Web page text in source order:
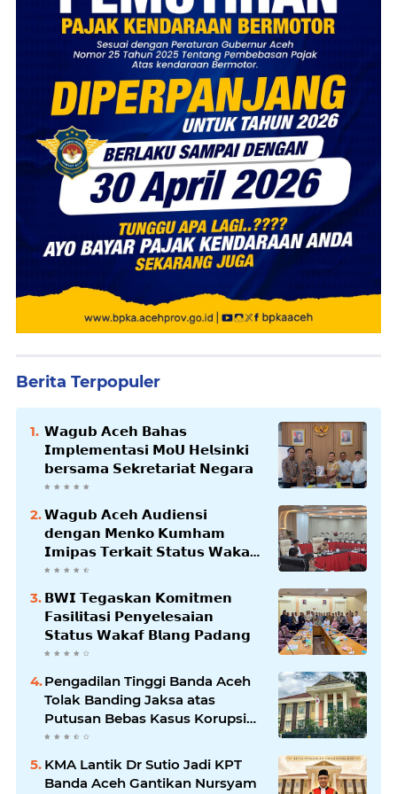
Berita Terpopuler
𝗪𝗮𝗴𝘂𝗯 𝗔𝗰𝗲𝗵 𝗕𝗮𝗵𝗮𝘀
𝗜𝗺𝗽𝗹𝗲𝗺𝗲𝗻𝘁𝗮𝘀𝗶 𝗠𝗼𝗨 𝗛𝗲𝗹𝘀𝗶𝗻𝗸𝗶
𝗯𝗲𝗿𝘀𝗮𝗺𝗮 𝗦𝗲𝗸𝗿𝗲𝘁𝗮𝗿𝗶𝗮𝘁 𝗡𝗲𝗴𝗮𝗿𝗮
𝗪𝗮𝗴𝘂𝗯 𝗔𝗰𝗲𝗵 𝗔𝘂𝗱𝗶𝗲𝗻𝘀𝗶
𝗱𝗲𝗻𝗴𝗮𝗻 𝗠𝗲𝗻𝗸𝗼 𝗞𝘂𝗺𝗵𝗮𝗺
𝗜𝗺𝗶𝗽𝗮𝘀 𝗧𝗲𝗿𝗸𝗮𝗶𝘁 𝗦𝘁𝗮𝘁𝘂𝘀 𝗪𝗮𝗸𝗮𝗳
𝗕𝗹𝗮𝗻𝗴𝗽𝗮𝗱𝗮𝗻𝗴
𝗕𝗪𝗜 𝗧𝗲𝗴𝗮𝘀𝗸𝗮𝗻 𝗞𝗼𝗺𝗶𝘁𝗺𝗲𝗻
𝗙𝗮𝘀𝗶𝗹𝗶𝘁𝗮𝘀𝗶 𝗣𝗲𝗻𝘆𝗲𝗹𝗲𝘀𝗮𝗶𝗮𝗻
𝗦𝘁𝗮𝘁𝘂𝘀 𝗪𝗮𝗸𝗮𝗳 𝗕𝗹𝗮𝗻𝗴 𝗣𝗮𝗱𝗮𝗻𝗴
Pengadilan Tinggi Banda Aceh
Tolak Banding Jaksa atas
Putusan Bebas Kasus Korupsi
Wastafel
KMA Lantik Dr Sutio Jadi KPT
Banda Aceh Gantikan Nursyam